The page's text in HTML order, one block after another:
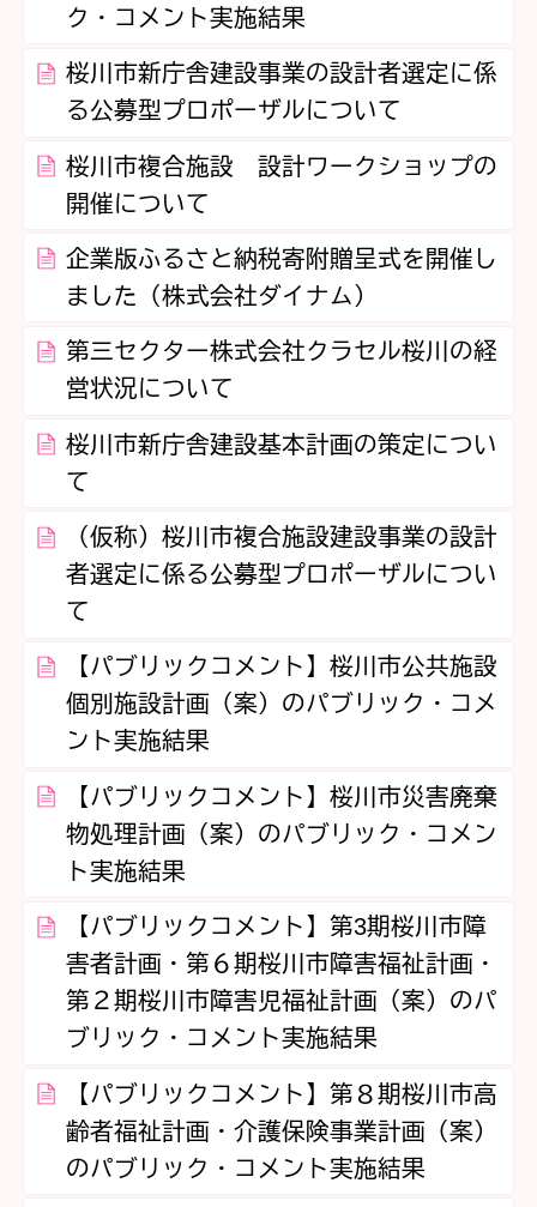
ク・コメント実施結果
桜川市新庁舎建設事業の設計者選定に係
る公募型プロポーザルについて
桜川市複合施設 設計ワークショップの
開催について
企業版ふるさと納税寄附贈呈式を開催し
ました（株式会社ダイナム）
第三セクター株式会社クラセル桜川の経
営状況について
桜川市新庁舎建設基本計画の策定につい
て
（仮称）桜川市複合施設建設事業の設計
者選定に係る公募型プロポーザルについ
て
【パブリックコメント】桜川市公共施設
個別施設計画（案）のパブリック・コメ
ント実施結果
【パブリックコメント】桜川市災害廃棄
物処理計画（案）のパブリック・コメン
ト実施結果
【パブリックコメント】第3期桜川市障
害者計画・第６期桜川市障害福祉計画・
第２期桜川市障害児福祉計画（案）のパ
ブリック・コメント実施結果
【パブリックコメント】第８期桜川市高
齢者福祉計画・介護保険事業計画（案）
のパブリック・コメント実施結果